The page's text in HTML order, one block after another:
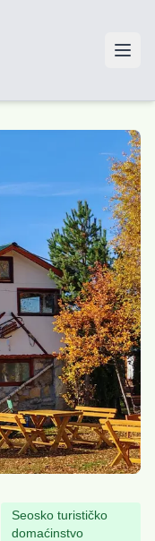
Seosko turističko
domaćinstvo